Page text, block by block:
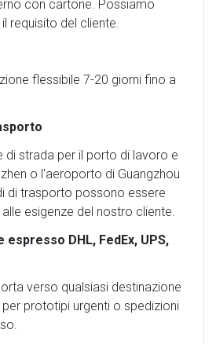
con cartone. Possiamo
requisito del cliente.
flessibile 7-20 giorni fino a
di strada per il porto di lavoro e
o l'aeroporto di Guangzhou
di trasporto possono essere
esigenze del nostro cliente.
DHL, FedEx, UPS,
verso qualsiasi destinazione
prototipi urgenti o spedizioni